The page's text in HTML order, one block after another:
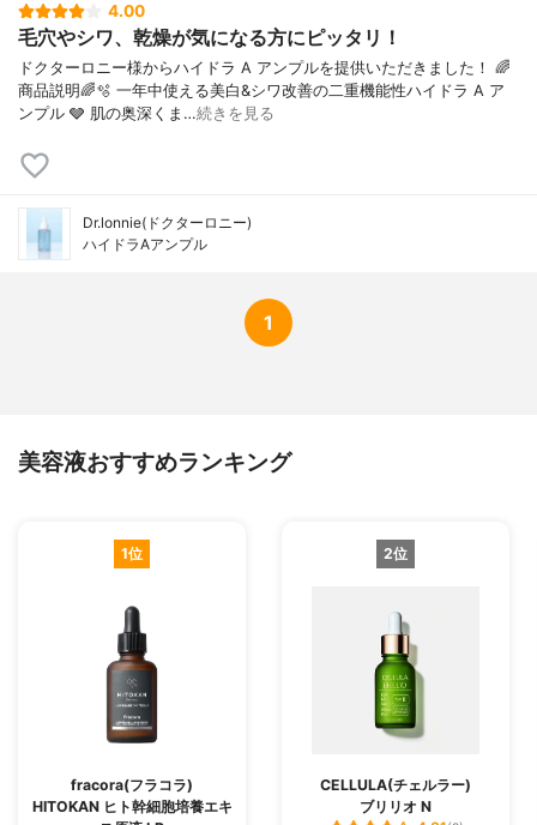
4.00
毛穴やシワ、乾燥が気になる方にピッタリ！
ドクターロニー様からハイドラ A アンプルを提供いただきました！ 🌈
商品説明🌈🫧 一年中使える美白&シワ改善の二重機能性ハイドラ A ア
ンプル 🩶 肌の奥深くま…続きを見る
Dr.lonnie(ドクターロニー)
ハイドラAアンプル
1
美容液おすすめランキング
1位
fracora(フラコラ)
HITOKAN ヒト幹細胞培養エキ
2位
CELLULA(チェルラー)
ブリリオ N